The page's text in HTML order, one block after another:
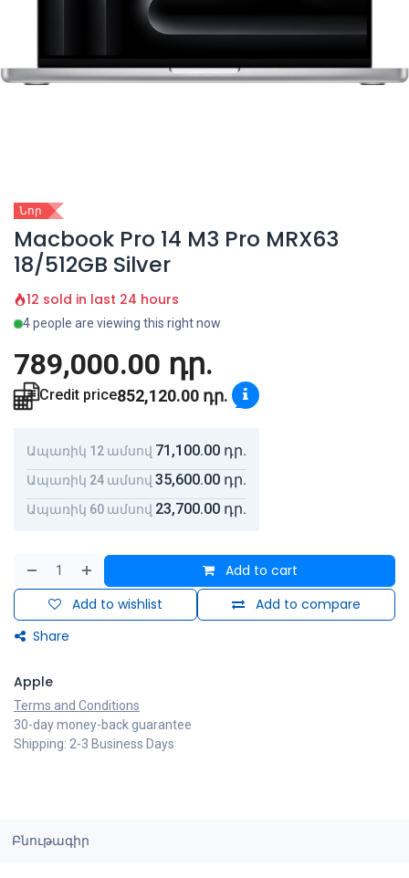
Նոր
Macbook Pro 14 M3 Pro MRX63
18/512GB Silver
12 sold in last 24 hours
4 people are viewing this right now
789,000.00 դր.
Credit price852,120.00 դր.
Ապառիկ 12 ամսով 71,100.00 դր.
Ապառիկ 24 ամսով 35,600.00 դր.
Ապառիկ 60 ամսով 23,700.00 դր.
Add to cart
Add to compare
Add to wishlist
Share
Apple
Terms and Conditions
30-day money-back guarantee
Shipping: 2-3 Business Days
Բնութագիր